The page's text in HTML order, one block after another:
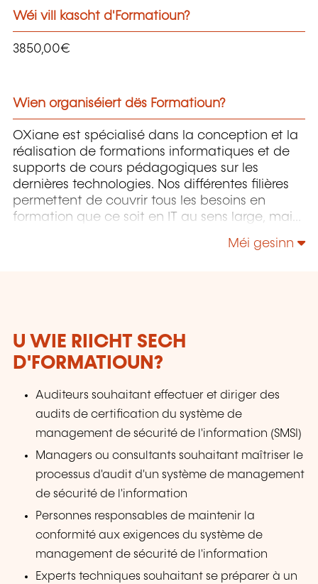
Wéi vill kascht d'Formatioun?
3850,00€
Wien organiséiert dës Formatioun?
OXiane est spécialisé dans la conception et la
réalisation de formations informatiques et de
supports de cours pédagogiques sur les
dernières technologies. Nos différentes filières
permettent de couvrir tous les besoins en
formation que ce soit en IT au sens large, mais
Management, Communication & leadership.
Méi gesinn
U WIE RIICHT SECH
D'FORMATIOUN?
Auditeurs souhaitant effectuer et diriger des
audits de certification du système de
management de sécurité de l'information (SMSI)
Managers ou consultants souhaitant maîtriser le
processus d'audit d'un système de management
de sécurité de l'information
Personnes responsables de maintenir la
conformité aux exigences du système de
management de sécurité de l'information
Experts techniques souhaitant se préparer à un